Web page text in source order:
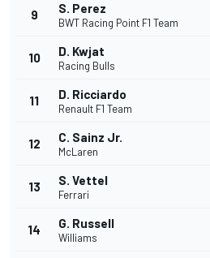
9 S. Perez
BWT Racing Point F1 Team
10 D. Kwjat
Racing Bulls
11 D. Ricciardo
Renault F1 Team
12 C. Sainz Jr.
McLaren
13 S. Vettel
Ferrari
14 G. Russell
Williams